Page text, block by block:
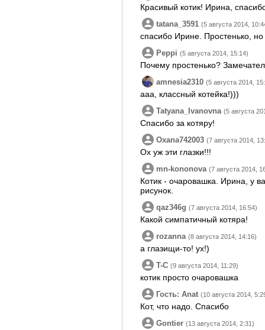
Красивый котик! Ирина,
tatana_3591 (5 августа 2014,
спасибо Ирине. Простенько, но
Peppi (5 августа 2014, 15:14)
Почему простенько?
amnesia2310 (5 августа 2014,
ааа, классный котейка!)))
Tatyana_Ivanovna (5 августа
Спасибо за котяру!
Oxana742003 (7 августа 2014,
Ох уж эти глазки!!!
mn-kononova (7 августа 2014,
Котик - очаровашка. Ирина, у
рисунок.
qaz346g (7 августа 2014, 16:54)
Какой симпатичный котяра!
rozanna (8 августа 2014, 14:16)
а глазищи-то! ух!)
T-C (9 августа 2014, 11:29)
котик просто очаровашка
Гость: Anat (10 августа 2014,
Кот, что надо. Спасибо
Gontier (13 августа 2014, 2:31)